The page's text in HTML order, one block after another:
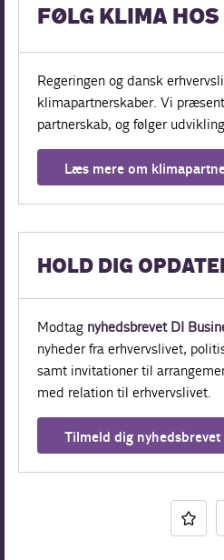
FØLG KLIMA
Regeringen og dansk
klimapartnerskaber. Vi
partnerskab, og følger
Læs mere om
HOLD DIG
Modtag nyhedsbrevet DI
nyheder fra erhvervslivet,
samt invitationer til
med relation til erhvervslivet.
Tilmeld dig nyhedsbrevet